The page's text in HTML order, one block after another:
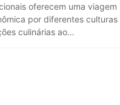
oferecem uma viagem
por diferentes culturas
culinárias ao…